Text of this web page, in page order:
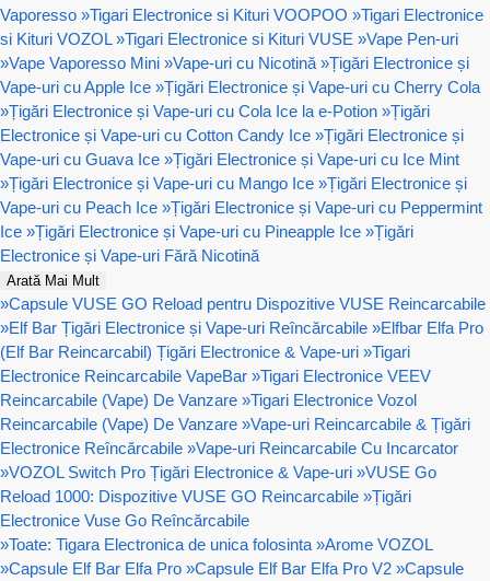
Vaporesso »Tigari Electronice si Kituri VOOPOO »Tigari Electronice
si Kituri VOZOL »Tigari Electronice si Kituri VUSE »Vape Pen-uri
»Vape Vaporesso Mini »Vape-uri cu Nicotină »Țigări Electronice și
Vape-uri cu Apple Ice »Țigări Electronice și Vape-uri cu Cherry Cola
»Țigări Electronice și Vape-uri cu Cola Ice la e-Potion »Țigări
Electronice și Vape-uri cu Cotton Candy Ice »Țigări Electronice și
Vape-uri cu Guava Ice »Țigări Electronice și Vape-uri cu Ice Mint
»Țigări Electronice și Vape-uri cu Mango Ice »Țigări Electronice și
Vape-uri cu Peach Ice »Țigări Electronice și Vape-uri cu Peppermint
Ice »Țigări Electronice și Vape-uri cu Pineapple Ice »Țigări
Electronice și Vape-uri Fără Nicotină
Arată Mai Mult
»Capsule VUSE GO Reload pentru Dispozitive VUSE Reincarcabile
»Elf Bar Țigări Electronice și Vape-uri Reîncărcabile »Elfbar Elfa Pro
(Elf Bar Reincarcabil) Țigări Electronice & Vape-uri »Tigari
Electronice Reincarcabile VapeBar »Tigari Electronice VEEV
Reincarcabile (Vape) De Vanzare »Tigari Electronice Vozol
Reincarcabile (Vape) De Vanzare »Vape-uri Reincarcabile & Țigări
Electronice Reîncărcabile »Vape-uri Reincarcabile Cu Incarcator
»VOZOL Switch Pro Țigări Electronice & Vape-uri »VUSE Go
Reload 1000: Dispozitive VUSE GO Reincarcabile »Țigări
Electronice Vuse Go Reîncărcabile
»Toate: Tigara Electronica de unica folosinta »Arome VOZOL
»Capsule Elf Bar Elfa Pro »Capsule Elf Bar Elfa Pro V2 »Capsule